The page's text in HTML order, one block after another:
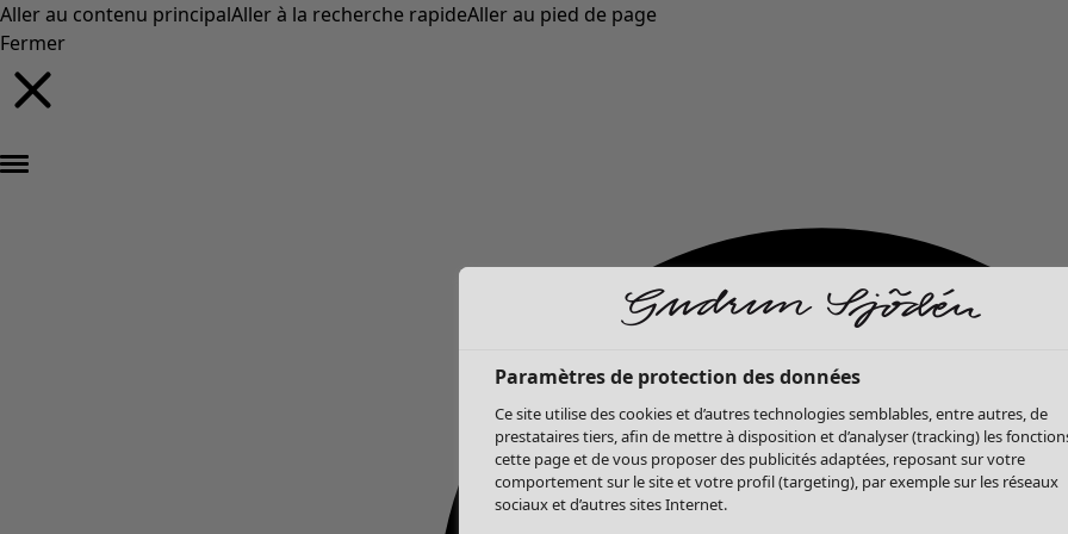
Aller au contenu principalAller à la recherche rapideAller au pied de page
Fermer
Paramètres de protection des données
Ce site utilise des cookies et d’autres technologies semblables, entre autres, de
prestataires tiers, afin de mettre à disposition et d’analyser (tracking) les
cette page et de vous proposer des publicités adaptées, reposant sur votre
comportement sur le site et votre profil (targeting), par exemple sur les réseaux
sociaux et d’autres sites Internet.